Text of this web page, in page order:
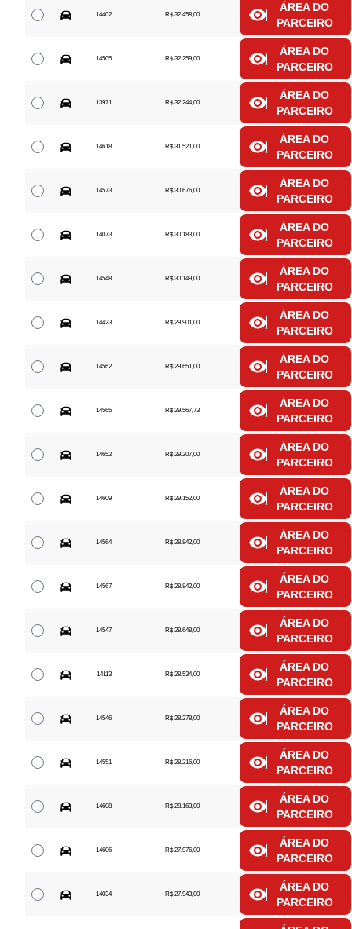
14402 R$ 32.458,00
ÁREA DO
PARCEIRO
14505 R$ 32.259,00
ÁREA DO
PARCEIRO
13971 R$ 32.244,00
ÁREA DO
PARCEIRO
14618 R$ 31.521,00
ÁREA DO
PARCEIRO
14573 R$ 30.676,00
ÁREA DO
PARCEIRO
14073 R$ 30.183,00
ÁREA DO
PARCEIRO
14548 R$ 30.149,00
ÁREA DO
PARCEIRO
14423 R$ 29.901,00
ÁREA DO
PARCEIRO
14562 R$ 29.651,00
ÁREA DO
PARCEIRO
14565 R$ 29.567,73
ÁREA DO
PARCEIRO
14652 R$ 29.207,00
ÁREA DO
PARCEIRO
14609 R$ 29.152,00
ÁREA DO
PARCEIRO
14564 R$ 28.842,00
ÁREA DO
PARCEIRO
14567 R$ 28.842,00
ÁREA DO
PARCEIRO
14547 R$ 28.648,00
ÁREA DO
PARCEIRO
14113 R$ 28.534,00
ÁREA DO
PARCEIRO
14546 R$ 28.278,00
ÁREA DO
PARCEIRO
14551 R$ 28.216,00
ÁREA DO
PARCEIRO
14608 R$ 28.163,00
ÁREA DO
PARCEIRO
14606 R$ 27.976,00
ÁREA DO
PARCEIRO
14034 R$ 27.943,00
ÁREA DO
PARCEIRO